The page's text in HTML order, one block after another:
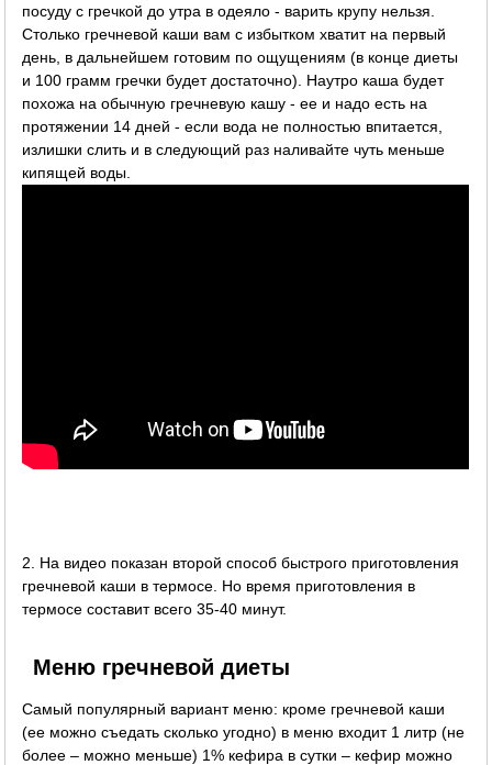
посуду с гречкой до утра в одеяло - варить крупу нельзя.
Столько гречневой каши вам с избытком хватит на первый
день, в дальнейшем готовим по ощущениям (в конце диеты
и 100 грамм гречки будет достаточно). Наутро каша будет
похожа на обычную гречневую кашу - ее и надо есть на
протяжении 14 дней - если вода не полностью впитается,
излишки слить и в следующий раз наливайте чуть меньше
кипящей воды.
2. На видео показан второй способ быстрого приготовления
гречневой каши в термосе. Но время приготовления в
термосе составит всего 35-40 минут.
Меню гречневой диеты
Самый популярный вариант меню: кроме гречневой каши
(ее можно съедать сколько угодно) в меню входит 1 литр (не
более – можно меньше) 1% кефира в сутки – кефир можно